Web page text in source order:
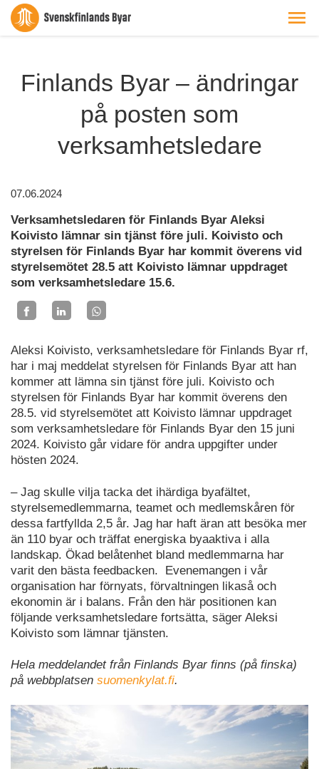
Finlands Byar – ändringar
på posten som
verksamhetsledare
07.06.2024
Verksamhetsledaren för Finlands Byar Aleksi
Koivisto lämnar sin tjänst före juli. Koivisto och
styrelsen för Finlands Byar har kommit överens vid
styrelsemötet 28.5 att Koivisto lämnar uppdraget
som verksamhetsledare 15.6.
Aleksi Koivisto, verksamhetsledare för Finlands Byar rf,
har i maj meddelat styrelsen för Finlands Byar att han
kommer att lämna sin tjänst före juli. Koivisto och
styrelsen för Finlands Byar har kommit överens den
28.5. vid styrelsemötet att Koivisto lämnar uppdraget
som verksamhetsledare för Finlands Byar den 15 juni
2024. Koivisto går vidare för andra uppgifter under
hösten 2024.
– Jag skulle vilja tacka det ihärdiga byafältet,
styrelsemedlemmarna, teamet och medlemskåren för
dessa fartfyllda 2,5 år. Jag har haft äran att besöka mer
än 110 byar och träffat energiska byaaktiva i alla
landskap. Ökad belåtenhet bland medlemmarna har
varit den bästa feedbacken. Evenemangen i vår
organisation har förnyats, förvaltningen likaså och
ekonomin är i balans. Från den här positionen kan
följande verksamhetsledare fortsätta, säger Aleksi
Koivisto som lämnar tjänsten.
Hela meddelandet från Finlands Byar finns (på finska)
på webbplatsen suomenkylat.fi.